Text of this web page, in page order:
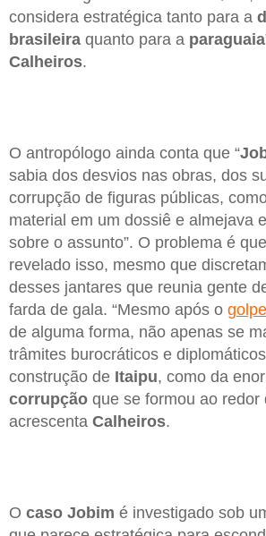
considera estratégica tanto para a
brasileira quanto para a paraguaia
Calheiros.
O antropólogo ainda conta que “
sabia dos desvios nas obras, dos
corrupção de figuras públicas,
material em um dossiê e almejava
sobre o assunto”. O problema é
revelado isso, mesmo que
desses jantares que reunia gente
farda de gala. “Mesmo após o
de alguma forma, não apenas se
trâmites burocráticos e
construção de Itaipu, como da
corrupção que se formou ao redor
acrescenta Calheiros.
O caso Jobim é investigado sob